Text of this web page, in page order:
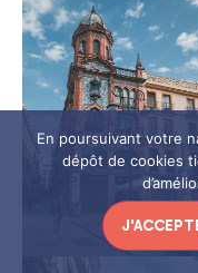
En poursuivant votre
dépôt de cookies